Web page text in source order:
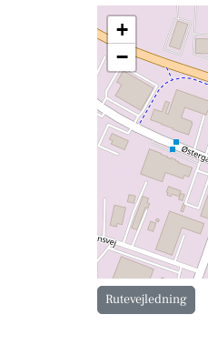
+
−
Rutevejledning